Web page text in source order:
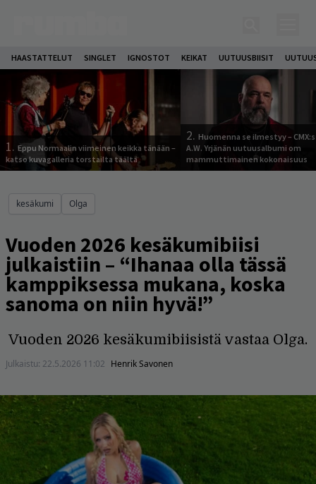
HAASTATTELUT SINGLET IGNOSTOT KEIKAT UUTUUSBIISIT
1. Eppu Normaalin viimeinen keikka tänään –
katso kuvagalleria torstailta täältä
2. Huomenna se ilmestyy –
A.W. Yrjänän uutuusalbumi om
mammuttimainen kokonaisuus
kesäkumi Olga
Vuoden 2026 kesäkumibiisi
julkaistiin – “Ihanaa olla tässä
kamppiksessa mukana, koska
sanoma on niin hyvä!”
Vuoden 2026 kesäkumibiisistä vastaa Olga.
Julkaistu: 22.5.2026 11:02 Henrik Savonen